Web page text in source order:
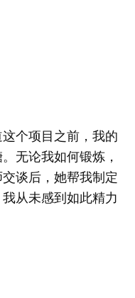
个项目之前，我的
无论我如何锻炼，
谈后，她帮我制定
从未感到如此精力